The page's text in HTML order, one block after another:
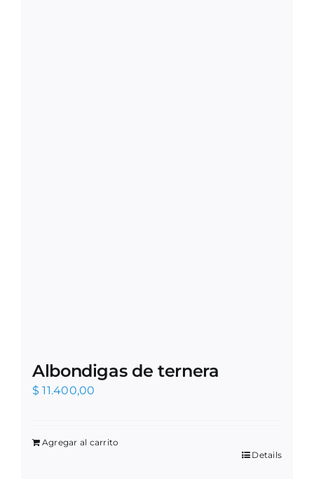
Albondigas de ternera
$ 11.400,00
Agregar al carrito
Details